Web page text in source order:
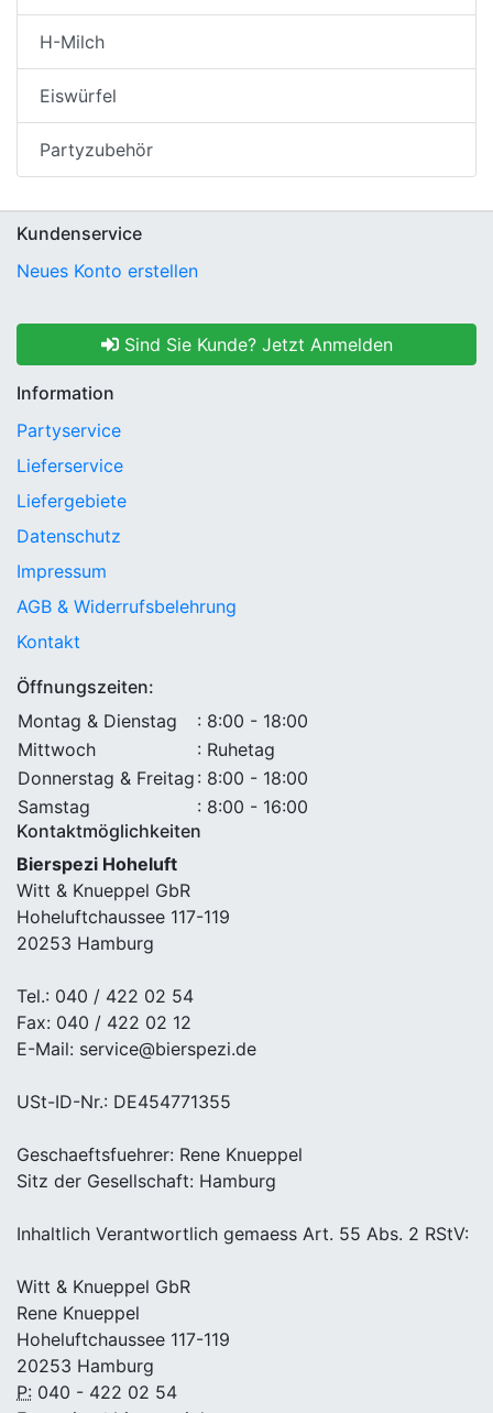
H-Milch
Eiswürfel
Partyzubehör
Kundenservice
Neues Konto erstellen
Sind Sie Kunde? Jetzt Anmelden
Information
Partyservice
Lieferservice
Liefergebiete
Datenschutz
Impressum
AGB & Widerrufsbelehrung
Kontakt
Öffnungszeiten:
Montag & Dienstag
: 8:00 - 18:00
Mittwoch
: Ruhetag
Donnerstag & Freitag : 8:00 - 18:00
Samstag
: 8:00 - 16:00
Kontaktmöglichkeiten
Bierspezi Hoheluft
Witt & Knueppel GbR
Hoheluftchaussee 117-119
20253 Hamburg
Tel.: 040 / 422 02 54
Fax: 040 / 422 02 12
E-Mail: service@bierspezi.de
USt-ID-Nr.: DE454771355
Geschaeftsfuehrer: Rene Knueppel
Sitz der Gesellschaft: Hamburg
Inhaltlich Verantwortlich gemaess Art. 55 Abs. 2 RStV:
Witt & Knueppel GbR
Rene Knueppel
Hoheluftchaussee 117-119
20253 Hamburg
P: 040 - 422 02 54